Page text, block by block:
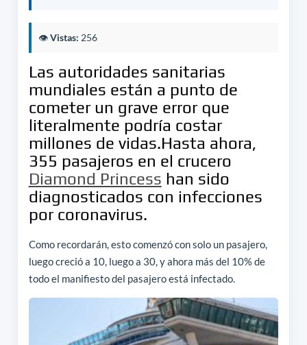
👁️Vistas: 256
Las autoridades sanitarias
mundiales están a punto de
cometer un grave error que
literalmente podría costar
millones de vidas.Hasta ahora,
355 pasajeros en el crucero
Diamond Princess han sido
diagnosticados con infecciones
por coronavirus.
Como recordarán, esto comenzó con solo un pasajero,
luego creció a 10, luego a 30, y ahora más del 10% de
todo el manifiesto del pasajero está infectado.